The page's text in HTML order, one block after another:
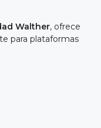
Walther, ofrece
para plataformas